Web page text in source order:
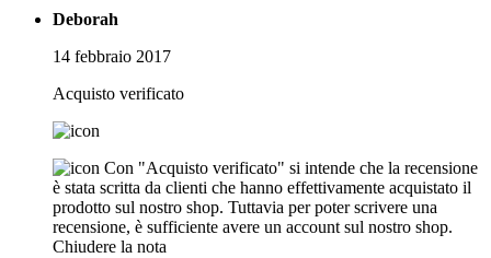
Deborah
14 febbraio 2017
Acquisto verificato
Con "Acquisto verificato" si intende che la recensione
è stata scritta da clienti che hanno effettivamente acquistato il
prodotto sul nostro shop. Tuttavia per poter scrivere una
recensione, è sufficiente avere un account sul nostro shop.
Chiudere la nota